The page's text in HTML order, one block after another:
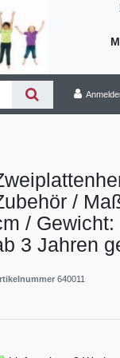
/
/
3 Jahren
640011